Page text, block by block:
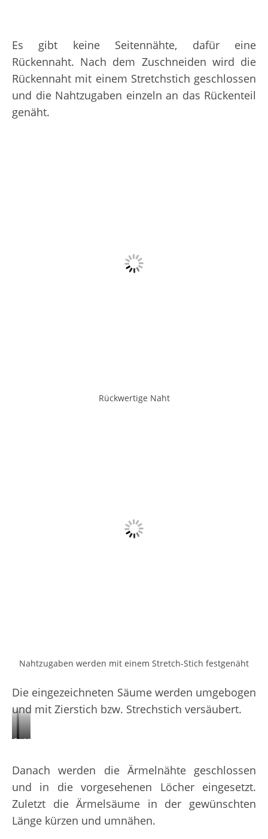
Es gibt keine Seitennähte, dafür eine
Rückennaht. Nach dem Zuschneiden wird die
Rückennaht mit einem Stretchstich geschlossen
und die Nahtzugaben einzeln an das Rückenteil
genäht.
Rückwertige Naht
Nahtzugaben werden mit einem Stretch-Stich festgenäht
Die eingezeichneten Säume werden umgebogen
und mit Zierstich bzw. Strechstich versäubert.
ObererUnterer
Danach werden die Ärmelnähte geschlossen
und in die vorgesehenen Löcher eingesetzt.
Zuletzt die Ärmelsäume in der gewünschten
Länge kürzen und umnähen.